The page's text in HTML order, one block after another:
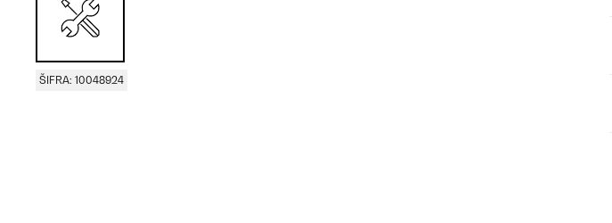
ŠIFRA: 10048924